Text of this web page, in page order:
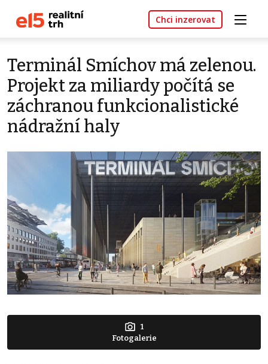
Chci inzerovat
Terminál Smíchov má zelenou.
Projekt za miliardy počítá se
záchranou funkcionalistické
nádražní haly
1
Fotogalerie